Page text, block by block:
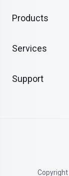
Products
Services
Support
Copyright